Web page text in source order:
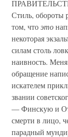
Стиль, обороты
том, чтоэто
некоторая
силам столь
наивность. Меня
обращение
искателем
звании
— Финскую и
смерти в лицо,
парадный